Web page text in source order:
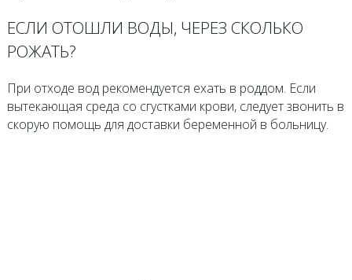
ЕСЛИ ОТОШЛИ ВОДЫ, ЧЕРЕЗ СКОЛЬКО
РОЖАТЬ?
При отходе вод рекомендуется ехать в роддом. Если
вытекающая среда со сгустками крови, следует звонить в
скорую помощь для доставки беременной в больницу.